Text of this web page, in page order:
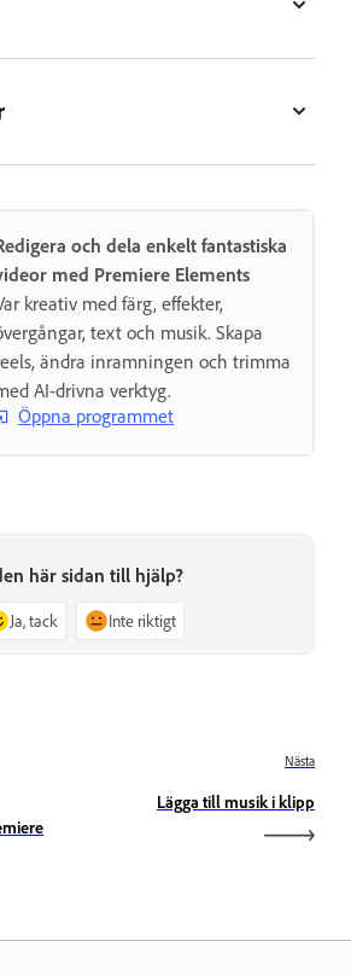
och dela enkelt fantastiska
med Premiere Elements
kreativ med färg, effekter,
text och musik. Skapa
ändra inramningen och trimma
AI-drivna verktyg.
Öppna programmet
här sidan till hjälp?
Ja, tack Inte riktigt
Nästa
Lägga till musik i klipp